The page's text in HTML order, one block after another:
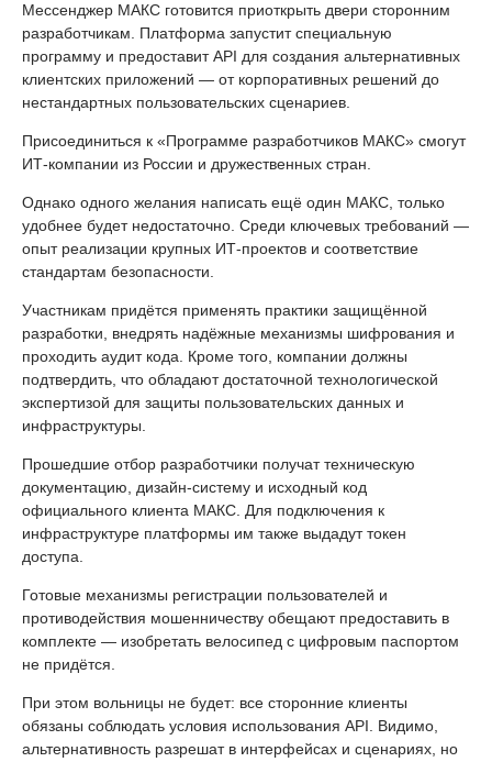
Мессенджер МАКС готовится приоткрыть двери сторонним
разработчикам. Платформа запустит специальную
программу и предоставит API для создания альтернативных
клиентских приложений — от корпоративных решений до
нестандартных пользовательских сценариев.
Присоединиться к «Программе разработчиков МАКС» смогут
ИТ-компании из России и дружественных стран.
Однако одного желания написать ещё один МАКС, только
удобнее будет недостаточно. Среди ключевых требований —
опыт реализации крупных ИТ-проектов и соответствие
стандартам безопасности.
Участникам придётся применять практики защищённой
разработки, внедрять надёжные механизмы шифрования и
проходить аудит кода. Кроме того, компании должны
подтвердить, что обладают достаточной технологической
экспертизой для защиты пользовательских данных и
инфраструктуры.
Прошедшие отбор разработчики получат техническую
документацию, дизайн-систему и исходный код
официального клиента МАКС. Для подключения к
инфраструктуре платформы им также выдадут токен
доступа.
Готовые механизмы регистрации пользователей и
противодействия мошенничеству обещают предоставить в
комплекте — изобретать велосипед с цифровым паспортом
не придётся.
При этом вольницы не будет: все сторонние клиенты
обязаны соблюдать условия использования API. Видимо,
альтернативность разрешат в интерфейсах и сценариях, но